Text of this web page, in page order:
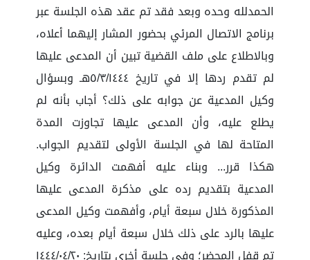
الحمدلله وحده وبعد فقد تم عقد هذه الجلسة عبر
برنامج الاتصال المرئي بحضور المشار إليهما أعلاه،
وبالاطلاع على ملف القضية تبين أن المدعى عليها
لم تقدم ردها إلا في تاريخ ٥/٣/١٤٤٤هـ وبسؤال
وكيل المدعية عن جوابه على ذلك؟ أجاب بأنه لم
يطلع عليه، وأن المدعى عليها تجاوزت المدة
المتاحة لها في الجلسة الأولى لتقديم الجواب.
هكذا قرر... وبناء عليه أفهمت الدائرة وكيل
المدعية بتقديم رده على مذكرة المدعى عليها
المذكورة خلال سبعة أيام، وأفهمت وكيل المدعى
عليها بالرد على ذلك خلال سبعة أيام بعده، وعليه
تم قفل المحضر؛ وفي جلسة أخرى بتاريخ: ١٤٤٤/٠٤/٢٠